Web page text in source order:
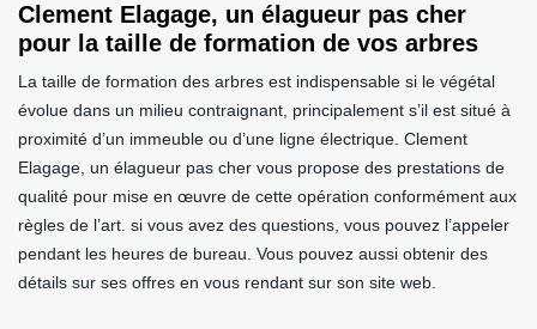
Clement Elagage, un élagueur pas cher
pour la taille de formation de vos arbres
La taille de formation des arbres est indispensable si le végétal
évolue dans un milieu contraignant, principalement s’il est situé à
proximité d’un immeuble ou d’une ligne électrique. Clement
Elagage, un élagueur pas cher vous propose des prestations de
qualité pour mise en œuvre de cette opération conformément aux
règles de l’art. si vous avez des questions, vous pouvez l’appeler
pendant les heures de bureau. Vous pouvez aussi obtenir des
détails sur ses offres en vous rendant sur son site web.